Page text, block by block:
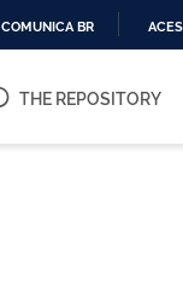
O
COMUNICA BR
THE REPOSITORY